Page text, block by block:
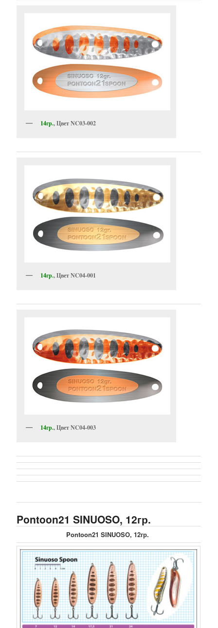
14гр., Цвет NC03-002
14гр., Цвет NC04-001
14гр., Цвет NC04-003
Pontoon21 SINUOSO, 12гр.
Pontoon21 SINUOSO, 12гр.